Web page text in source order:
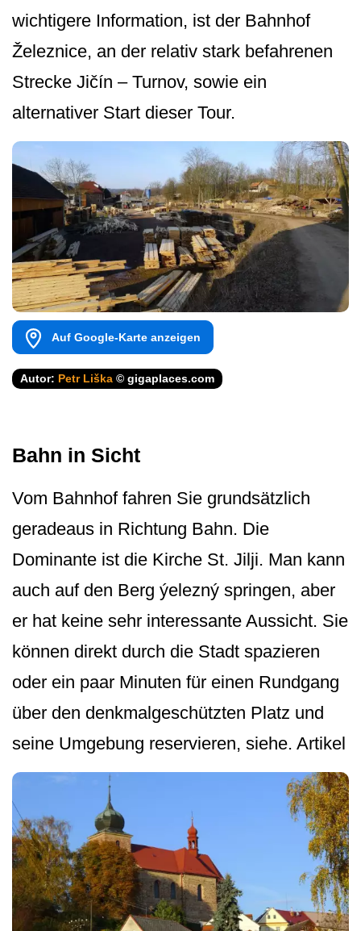
wichtigere Information, ist der Bahnhof
Železnice, an der relativ stark befahrenen
Strecke Jičín – Turnov, sowie ein
alternativer Start dieser Tour.
Auf Google-Karte anzeigen
Autor: Petr Liška © gigaplaces.com
Bahn in Sicht
Vom Bahnhof fahren Sie grundsätzlich
geradeaus in Richtung Bahn. Die
Dominante ist die Kirche St. Jilji. Man kann
auch auf den Berg ýelezný springen, aber
er hat keine sehr interessante Aussicht. Sie
können direkt durch die Stadt spazieren
oder ein paar Minuten für einen Rundgang
über den denkmalgeschützten Platz und
seine Umgebung reservieren, siehe. Artikel